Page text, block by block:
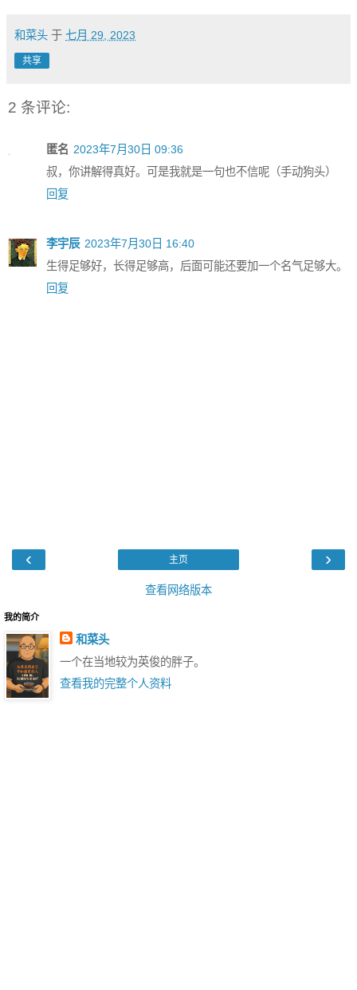
和菜头 于 七月 29, 2023
共享
2 条评论:
匿名 2023年7月30日 09:36
叔，你讲解得真好。可是我就是一句也不信呢（手动狗头）
回复
李宇辰 2023年7月30日 16:40
生得足够好，长得足够高，后面可能还要加一个名气足够大。
回复
‹ ›
主页
查看网络版本
我的简介
和菜头
一个在当地较为英俊的胖子。
查看我的完整个人资料